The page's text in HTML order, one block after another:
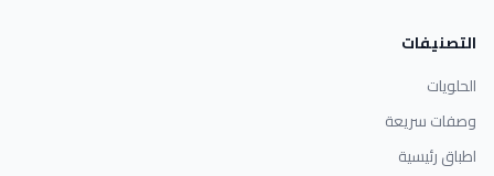
التصنيفات
الحلويات
وصفات سريعة
اطباق رئيسية